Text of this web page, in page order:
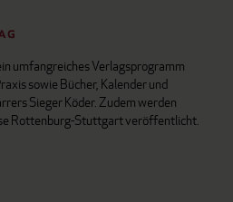
umfangreiches Verlagsprogramm
sowie Bücher, Kalender und
Sieger Köder. Zudem werden
Rottenburg-Stuttgart veröffentlicht.